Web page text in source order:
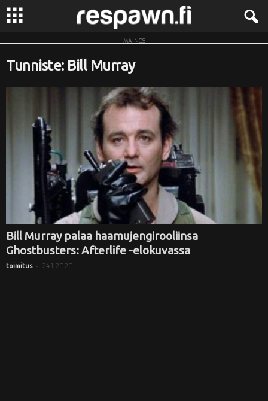
R
MAINOS
Tunniste: Bill Murray
Bill Murray palaa haamujengirooliinsa
Ghostbusters: Afterlife -elokuvassa
toimitus - 24.1.2020